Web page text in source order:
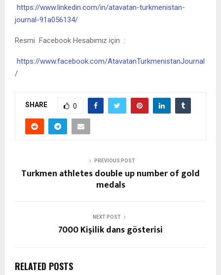
https://www.linkedin.com/in/atavatan-turkmenistan-
journal-91a056134/
Resmi Facebook Hesabımız için :
https://www.facebook.com/AtavatanTurkmenistanJournal
/
SHARE 0
PREVIOUS POST
Turkmen athletes double up number of gold
medals
NEXT POST
7000 Kişilik dans gösterisi
RELATED POSTS